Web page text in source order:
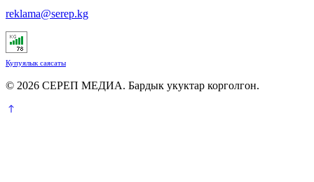
reklama@serep.kg
Купуялык саясаты
© 2026 СЕРЕП МЕДИА. Бардык укуктар корголгон.